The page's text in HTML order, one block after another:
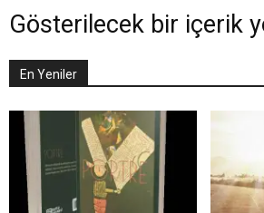
Gösterilecek bir içerik
En Yeniler